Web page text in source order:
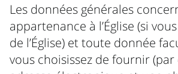
Les données générales
appartenance à l’Église (si
de l’Église) et toute donnée
vous choisissez de fournir